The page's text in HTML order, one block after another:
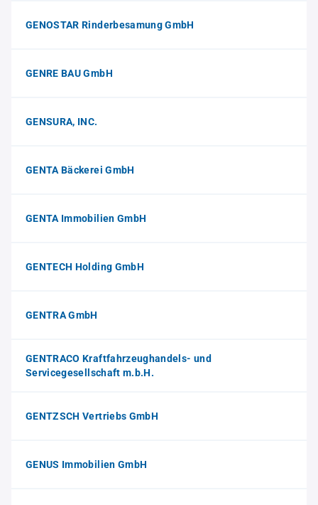
GENOSTAR Rinderbesamung GmbH
GENRE BAU GmbH
GENSURA, INC.
GENTA Bäckerei GmbH
GENTA Immobilien GmbH
GENTECH Holding GmbH
GENTRA GmbH
GENTRACO Kraftfahrzeughandels- und
Servicegesellschaft m.b.H.
GENTZSCH Vertriebs GmbH
GENUS Immobilien GmbH